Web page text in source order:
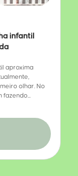
infantil
aproxima
olhar. No